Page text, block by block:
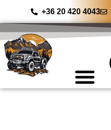
+36 20 420 4043